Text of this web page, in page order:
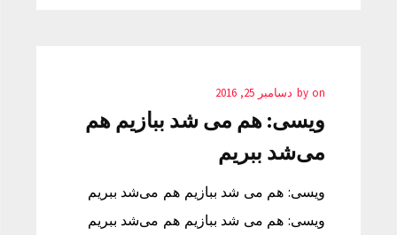
by on دسامبر 25, 2016
ویسی: هم می شد ببازیم هم
می‌شد ببریم
ویسی: هم می شد ببازیم هم می‌شد ببریم
ویسی: هم می شد ببازیم هم می‌شد ببریم